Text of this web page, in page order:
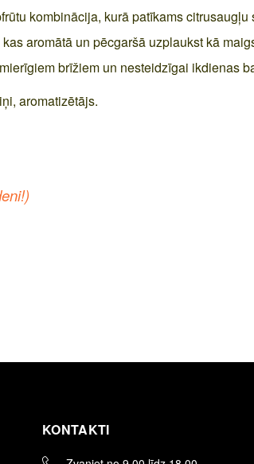
kombinācija, kurā patīkams
aromātā un pēcgaršā uzplaukst kā
brīžiem un nesteidzīgai ikdienas
aromatizētājs.
KONTAKTI